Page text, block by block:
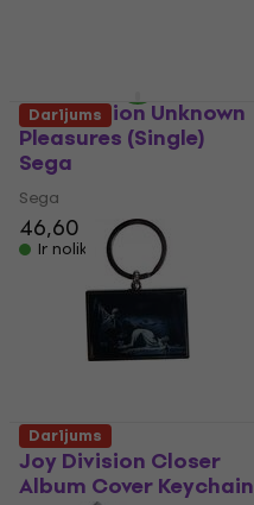
Joy Division Unknown
Pleasures (Single)
Sega
Sega
46,60 €
Ir noliktavā
Darījums
Joy Division Closer
Album Cover Keychain
Darījums